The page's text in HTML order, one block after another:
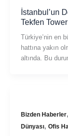
İstanbul’un
Tekfen Tower
Türkiye’nin en
hattına yakın
altında. Bu
Bizden Haberler,
Dünyası, Ofis